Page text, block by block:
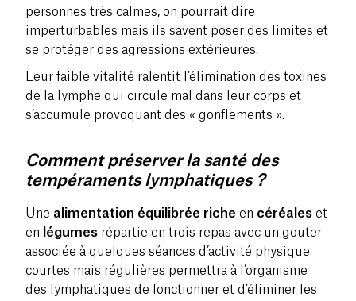
personnes très calmes, on pourrait dire
imperturbables mais ils savent poser des limites et
se protéger des agressions extérieures.
Leur faible vitalité ralentit l’élimination des toxines
de la
lymphe qui circule mal dans leur corps et
s’accumule provoquant des « gonflements ».
Comment préserver la santé des
tempéraments lymphatiques ?
Une alimentation équilibrée riche en céréales et
en
légumes répartie en trois repas avec un gouter
associée à quelques séances d’activité physique
courtes mais régulières permettra à l’organisme
des lymphatiques de fonctionner et d’éliminer les